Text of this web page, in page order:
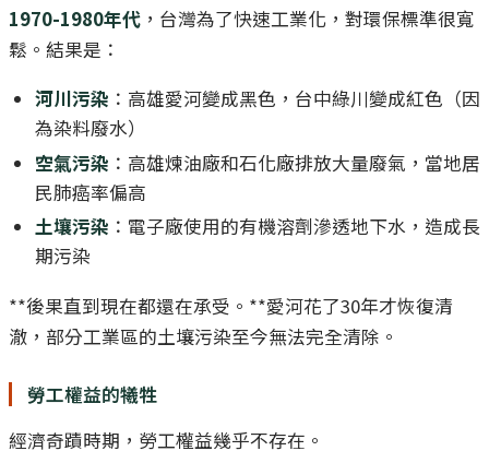
1970-1980年代 ，台灣為了快速工業化，對環保標準很寬
鬆。結果是：
河川污染 ：高雄愛河變成黑色，台中綠川變成紅色（因
為染料廢水）
空氣污染 ：高雄煉油廠和石化廠排放大量廢氣，當地居
民肺癌率偏高
土壤污染 ：電子廠使用的有機溶劑滲透地下水，造成長
期污染
**後果直到現在都還在承受。**愛河花了30年才恢復清
澈，部分工業區的土壤污染至今無法完全清除。
勞工權益的犧牲
經濟奇蹟時期，勞工權益幾乎不存在。